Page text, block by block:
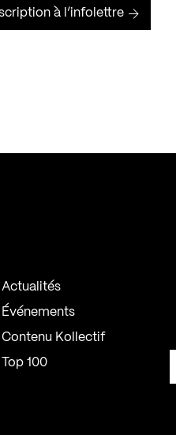
à l’infolettre
Actualités
Événements
Contenu Kollectif
Top 100